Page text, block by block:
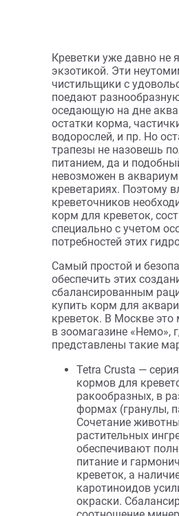
Креветки уже давно
экзотикой. Эти
чистильщики с
поедают
оседающую на дне
остатки корма,
водорослей, и пр. Но
трапезы не
питанием, да и
невозможен в
креветариях.
креветочников
корм для креветок,
специально с учетом
потребностей этих
Самый простой и
обеспечить этих
сбалансированным
купить корм для
креветок. В Москве
в зоомагазине
представлены такие
Tetra Crusta —
кормов для